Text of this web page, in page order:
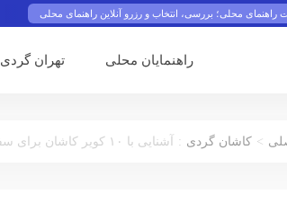
راهنمای محلی؛ بررسی، انتخاب و رزرو آنلاین راهنمای محلی
راهنمایان محلی تهران گردی
> کاشان گردی : آشنایی با ۱۰ کویر کاشان برای سفری متفاوت با تورهای توربیست